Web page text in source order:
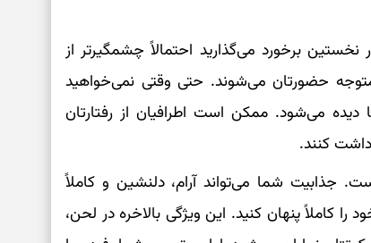
که در نخستین برخورد می‌گذارید احتمالاً چشمگیرتر از
حضورتان می‌شوند. حتی وقتی نمی‌خواهید
می‌شود. ممکن است اطرافیان از رفتارتان
کنند.
جذابیت شما می‌تواند آرام، دلنشین و کاملاً
کاملاً پنهان کنید. این ویژگی بالاخره در لحن،